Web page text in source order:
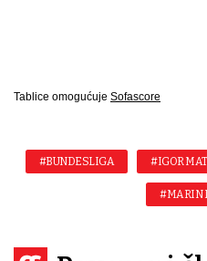
Tablice omogućuje Sofascore
#BUNDESLIGA #IGOR
#MARIN